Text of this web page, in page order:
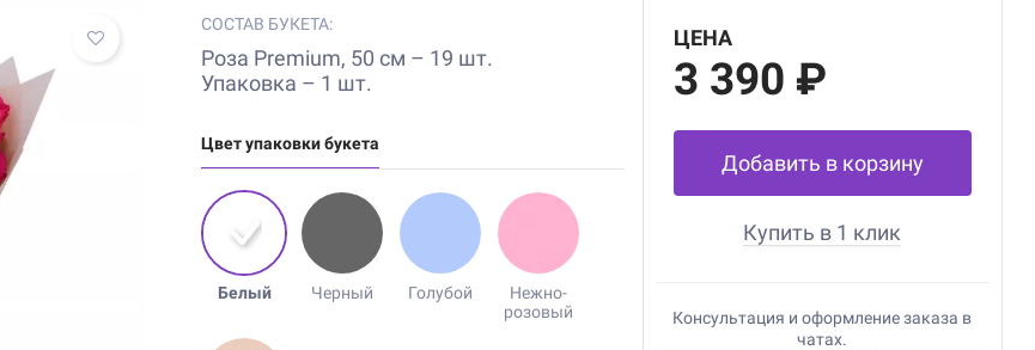
СОСТАВ БУКЕТА:
Роза Premium, 50 см – 19 шт.
Упаковка – 1 шт.
Цвет упаковки букета
Белый Черный Голубой
Нежно-
розовый
ЦЕНА
3 390 ₽
Добавить в корзину
Купить в 1 клик
Консультация и оформление заказа в
чатах.